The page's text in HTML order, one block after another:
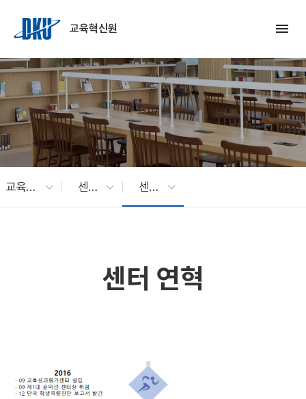
교육혁신원
menu
교육성과평가센터 센터소개 센터 연혁
센터 연혁